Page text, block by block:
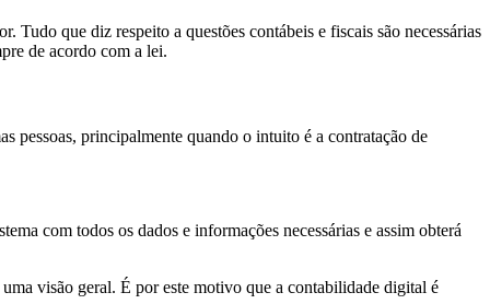
que diz respeito a questões contábeis e fiscais são necessárias
de acordo com a lei.
pessoas, principalmente quando o intuito é a contratação de
com todos os dados e informações necessárias e assim obterá
visão geral. É por este motivo que a contabilidade digital é